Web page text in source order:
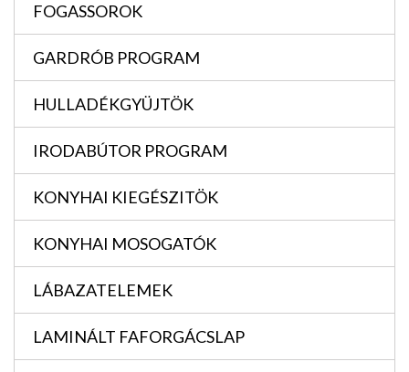
FOGASSOROK
GARDRÓB PROGRAM
HULLADÉKGYÜJTÖK
IRODABÚTOR PROGRAM
KONYHAI KIEGÉSZITÖK
KONYHAI MOSOGATÓK
LÁBAZATELEMEK
LAMINÁLT FAFORGÁCSLAP